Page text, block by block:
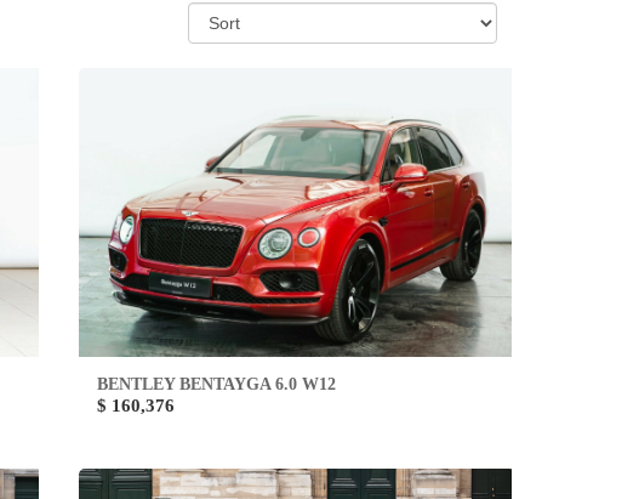
BENTLEY BENTAYGA 6.0 W12
$ 160,376